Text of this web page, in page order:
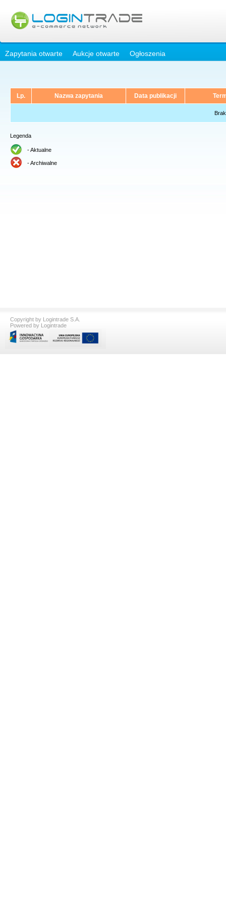
Zapytania otwarte Aukcje otwarte Ogłoszenia
Lp. Nazwa zapytania Data publikacji
Legenda
- Aktualne
- Archiwalne
Copyright by Logintrade S.A.
Powered by Logintrade